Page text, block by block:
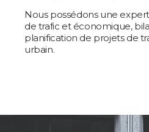
Nous possédons une
de trafic et économique,
planification de projets de
urbain.